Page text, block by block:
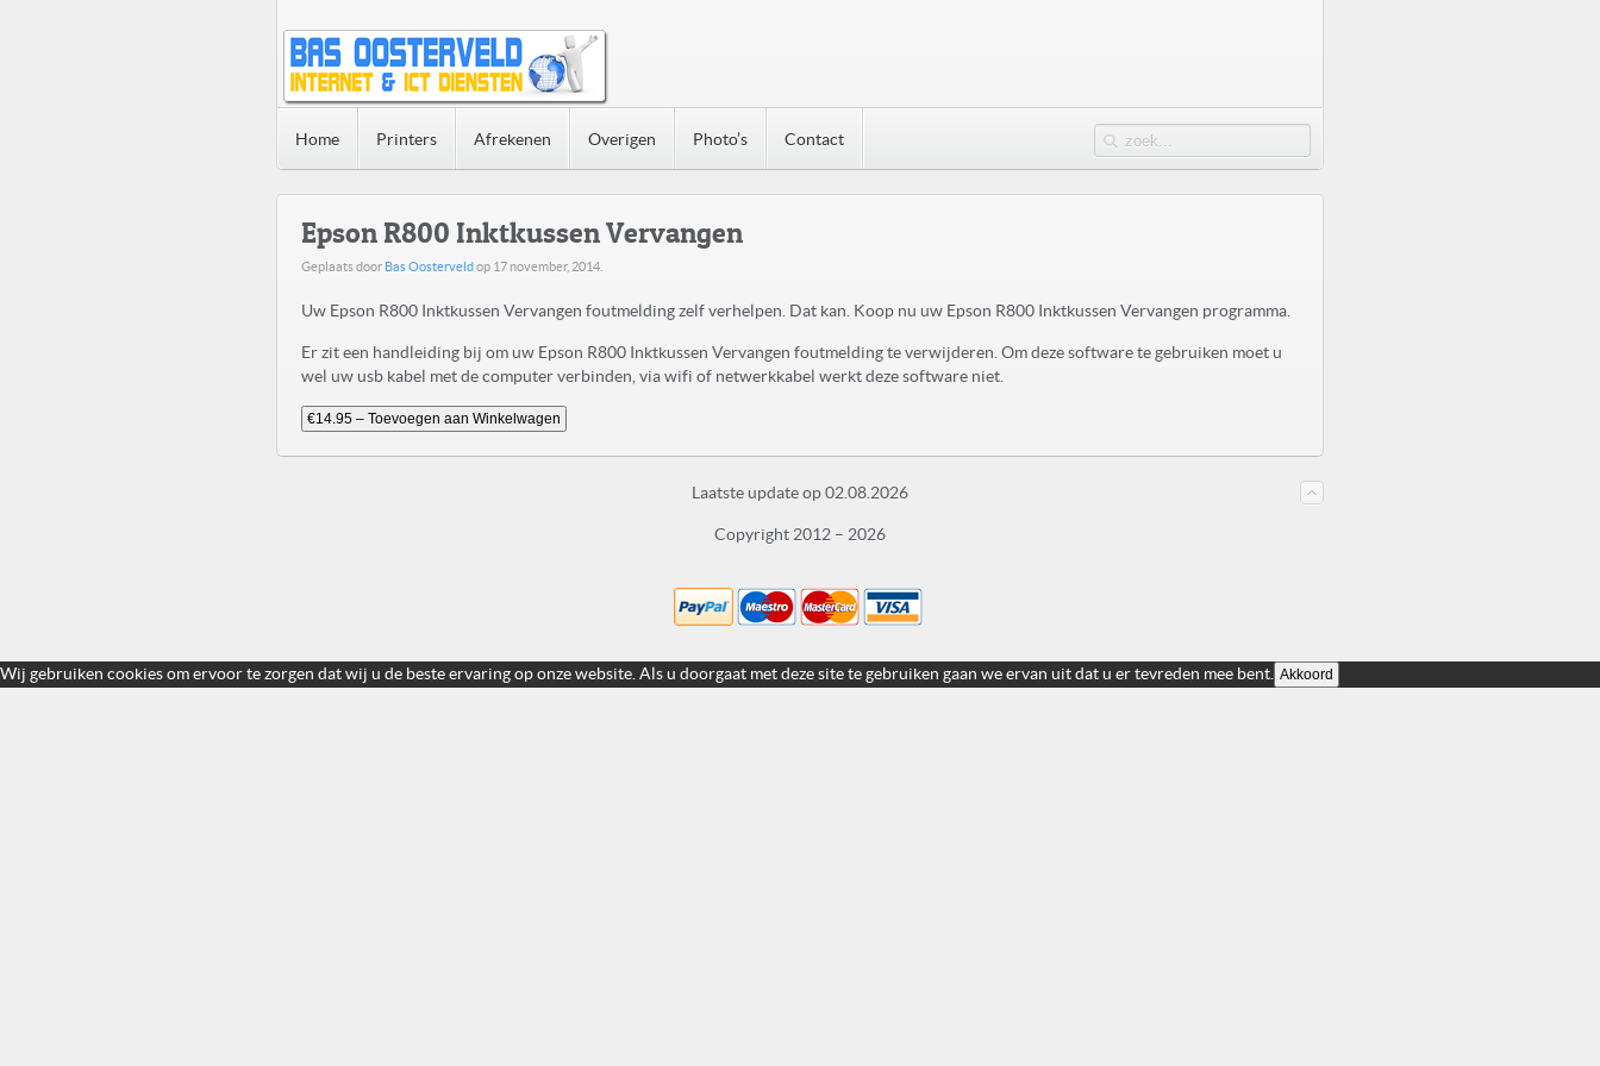
Home Printers Afrekenen Overigen Photo’s Contact
Epson R800 Inktkussen Vervangen
Geplaats door Bas Oosterveldop 17 november, 2014
Uw Epson R800 Inktkussen Vervangen foutmelding zelf verhelpen. Dat kan. Koop nu uw Epson R800 Inktkussen Vervangen programma.
Er zit een handleiding bij om uw Epson R800 Inktkussen Vervangen foutmelding te verwijderen. Om deze software te gebruiken moet u
wel uw usb kabel met de computer verbinden, via wifi of netwerkkabel werkt deze software niet.
€14.95 – Toevoegen aan Winkelwagen
Laatste update op 02.08.2026
Copyright 2012 – 2026
Wij gebruiken cookies om ervoor te zorgen dat wij u de beste ervaring op onze website. Als u doorgaat met deze site te gebruiken gaan we ervan uit dat u er tevreden mee bent. Akkoord